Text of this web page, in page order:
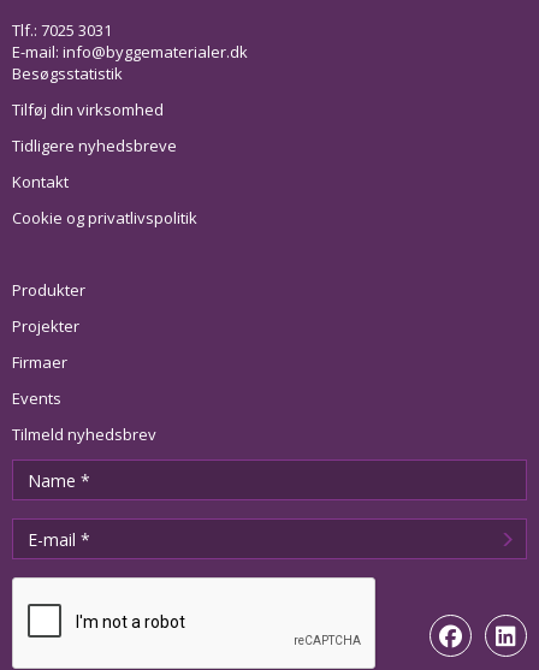
Tlf.: 7025 3031
E-mail: info@byggematerialer.dk
Besøgsstatistik
Tilføj din virksomhed
Tidligere nyhedsbreve
Kontakt
Cookie og privatlivspolitik
Produkter
Projekter
Firmaer
Events
Tilmeld nyhedsbrev